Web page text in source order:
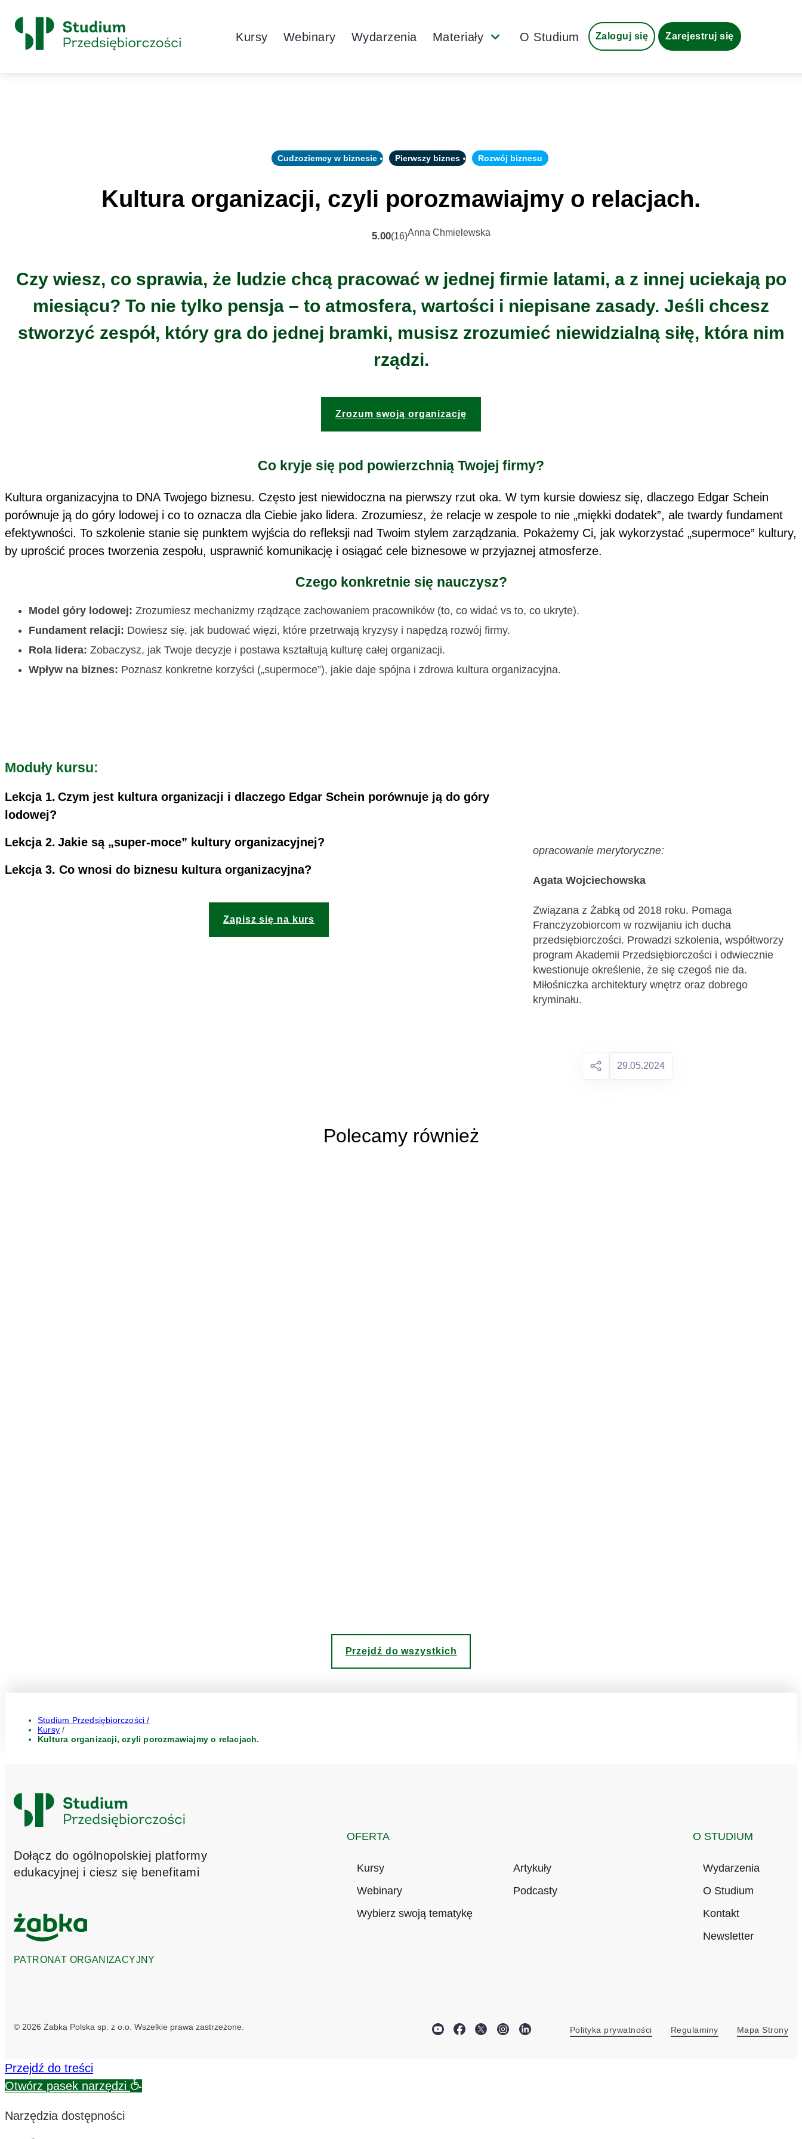
Skip to content
Główne
Logo
Navigation
Kursy Webinary Wydarzenia Materiały SubmenuO Studium Zaloguj się Zarejestruj się
Cudzoziemcy w biznesie Pierwszy biznes Rozwój biznesu
Kultura organizacji, czyli porozmawiajmy o relacjach.
5.00(16)Anna Chmielewska
Czy wiesz, co sprawia, że ludzie chcą pracować w jednej firmie latami, a z innej uciekają po
miesiącu? To nie tylko pensja – to atmosfera, wartości i niepisane zasady. Jeśli chcesz
stworzyć zespół, który gra do jednej bramki, musisz zrozumieć niewidzialną siłę, która nim
rządzi.
Zrozum swoją organizację
Co kryje się pod powierzchnią Twojej firmy?
Kultura organizacyjna to DNA Twojego biznesu. Często jest niewidoczna na pierwszy rzut oka. W tym kursie dowiesz się, dlaczego Edgar Schein
porównuje ją do góry lodowej i co to oznacza dla Ciebie jako lidera. Zrozumiesz, że relacje w zespole to nie „miękki dodatek”, ale twardy fundament
efektywności. To szkolenie stanie się punktem wyjścia do refleksji nad Twoim stylem zarządzania. Pokażemy Ci, jak wykorzystać „supermoce” kultury,
by uprościć proces tworzenia zespołu, usprawnić komunikację i osiągać cele biznesowe w przyjaznej atmosferze.
Czego konkretnie się nauczysz?
Model góry lodowej: Zrozumiesz mechanizmy rządzące zachowaniem pracowników (to, co widać vs to, co ukryte).
Fundament relacji: Dowiesz się, jak budować więzi, które przetrwają kryzysy i napędzą rozwój firmy.
Rola lidera: Zobaczysz, jak Twoje decyzje i postawa kształtują kulturę całej organizacji.
Wpływ na biznes: Poznasz konkretne korzyści („supermoce”), jakie daje spójna i zdrowa kultura organizacyjna.
Moduły kursu:
Lekcja 1. Czym jest kultura organizacji i dlaczego Edgar Schein porównuje ją do góry
lodowej?
Lekcja 2. Jakie są „super-moce” kultury organizacyjnej?
Lekcja 3. Co wnosi do biznesu kultura organizacyjna?
Zapisz się na kurs
opracowanie merytoryczne:
Agata Wojciechowska
Związana z Żabką od 2018 roku. Pomaga
Franczyzobiorcom w rozwijaniu ich ducha
przedsiębiorczości. Prowadzi szkolenia, współtworzy
program Akademii Przedsiębiorczości i odwiecznie
kwestionuje określenie, że się czegoś nie da.
Miłośniczka architektury wnętrz oraz dobrego
kryminału.
29.05.2024
Polecamy również
Przejdź do wszystkich
Studium Przedsiębiorczości /
Kursy /
Kultura organizacji, czyli porozmawiajmy o relacjach.
Logo
Studium
Dołącz do ogólnopolskiej platformy
edukacyjnej i ciesz się benefitami
PATRONAT ORGANIZACYJNY
OFERTA
Kursy
Webinary
Artykuły
Podcasty
Wybierz swoją tematykę
O STUDIUM
Wydarzenia
O Studium
Kontakt
Newsletter
© 2026 Żabka Polska sp. z o.o. Wszelkie prawa zastrzeżone.
socialFacebook
TwitterInstagram
LinkedinPolityka prywatności Regulaminy Mapa Strony
Przejdź do treści
Otwórz pasek narzędzi
Narzędzia dostępności